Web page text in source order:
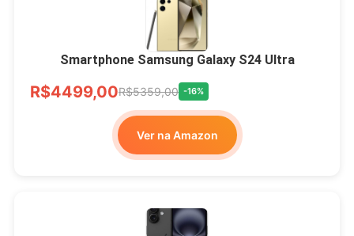
Smartphone Samsung Galaxy S24 Ultra
R$4499,00R$5359,00 -16%
Ver na Amazon